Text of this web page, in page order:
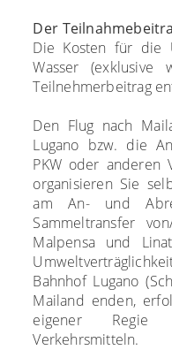
Der
Die Kosten für die
Wasser (exklusive
Teilnehmerbeitrag
Den Flug nach
Lugano bzw. die
PKW oder anderen
organisieren Sie
am An- und
Sammeltransfer
Malpensa und
Bahnhof Lugano
Mailand enden,
eigener
Verkehrsmitteln.